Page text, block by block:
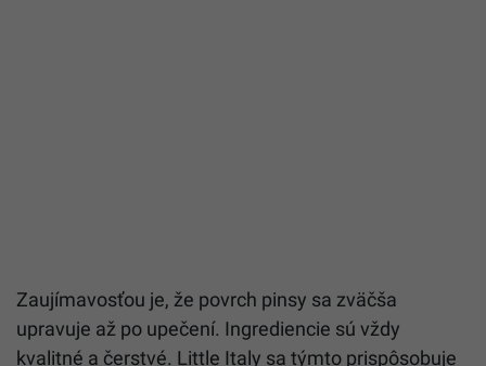
Zaujímavosťou je, že povrch pinsy sa zväčša
upravuje až po upečení. Ingrediencie sú vždy
kvalitné a čerstvé. Little Italy sa týmto prispôsobuje